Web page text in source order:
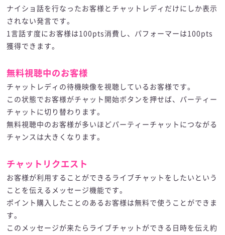
ナイショ話を行なったお客様とチャットレディだけにしか表示
されない発言です。
1言話す度にお客様は100pts消費し、パフォーマーは100pts
獲得できます。
無料視聴中のお客様
チャットレディの待機映像を視聴しているお客様です。
この状態でお客様がチャット開始ボタンを押せば、パーティー
チャットに切り替わります。
無料視聴中のお客様が多いほどパーティーチャットにつながる
チャンスは大きくなります。
チャットリクエスト
お客様が利用することができるライブチャットをしたいという
ことを伝えるメッセージ機能です。
ポイント購入したことのあるお客様は無料で使うことができま
す。
このメッセージが来たらライブチャットができる日時を伝え約